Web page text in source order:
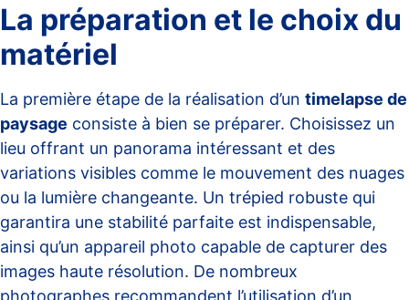
La préparation et le choix du
matériel
La première étape de la réalisation d’un timelapse de
paysage consiste à bien se préparer. Choisissez un
lieu offrant un panorama intéressant et des
variations visibles comme le mouvement des nuages
ou la lumière changeante. Un trépied robuste qui
garantira une stabilité parfaite est indispensable,
ainsi qu’un appareil photo capable de capturer des
images haute résolution. De nombreux
photographes recommandent l’utilisation d’un